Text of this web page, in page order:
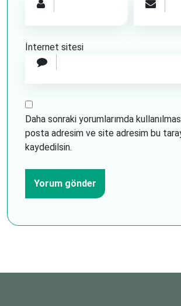
İnternet sitesi
Daha sonraki yorumlarımda
posta adresim ve site adresim bu
kaydedilsin.